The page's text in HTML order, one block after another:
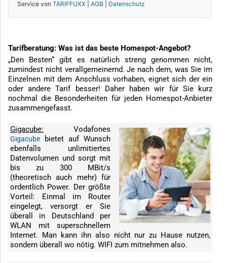
Tarifberatung: Was ist das beste Homespot-Angebot?
„Den Besten“ gibt es natürlich streng genommen nicht,
zumindest nicht verallgemeinernd. Je nach dem, was Sie im
Einzelnen mit dem Anschluss vorhaben, eignet sich der ein
oder andere Tarif besser! Daher haben wir für Sie kurz
nochmal die Besonderheiten für jeden Homespot-Anbieter
zusammengefasst.
Gigacube: Vodafones
Gigacube bietet auf Wunsch
ebenfalls unlimitiertes
Datenvolumen und sorgt mit
bis zu 300 MBit/s
(theoretisch auch mehr) für
ordentlich Power. Der größte
Vorteil: Einmal im Router
eingelegt, versorgt er Sie
überall in Deutschland per
WLAN mit superschnellem
Internet. Man kann ihn also nicht nur zu Hause nutzen,
sondern überall wo nötig. WIFI zum mitnehmen also.